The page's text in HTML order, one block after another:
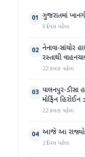
01 ગુજરાતમાં
6 દિવસ પહેલા
02 નેનાવા-સાંચોર
રસ્તાથી
22 કલાક પહેલા
03 પાલનપુર-
મોર્ફિન
22 કલાક પહેલા
04 આજે આ
2 દિવસ પહેલા